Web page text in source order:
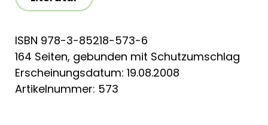
ISBN 978-3-85218-573-6
164 Seiten, gebunden mit Schutzumschlag
Erscheinungsdatum: 19.08.2008
Artikelnummer: 573